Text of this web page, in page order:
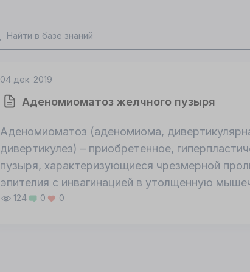
04 дек. 2019
Аденомиоматоз желчного пузыря
Аденомиоматоз (аденомиома,
дивертикулез) – приобретенное,
пузыря, характеризующиеся чрезмерной
эпителия с инвагинацией в утолщенную
образованием внутренних ложных
124 0 0